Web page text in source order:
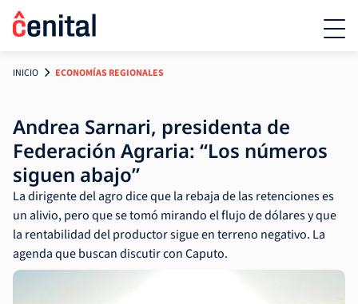
INICIO ECONOMÍAS REGIONALES
Andrea Sarnari, presidenta de
Federación Agraria: “Los números
siguen abajo”
La dirigente del agro dice que la rebaja de las retenciones es
un alivio, pero que se tomó mirando el flujo de dólares y que
la rentabilidad del productor sigue en terreno negativo. La
agenda que buscan discutir con Caputo.